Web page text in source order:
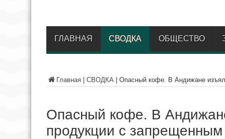
ГЛАВНАЯ СВОДКА ОБЩЕСТВО
Главная СВОДКА Опасный кофе. В Андижане
Опасный кофе. В
продукции с